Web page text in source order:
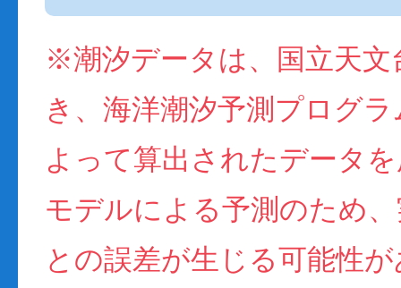
※潮汐データは、国立天文
き、海洋潮汐予測プログ
よって算出されたデータ
モデルによる予測のため
との誤差が生じる可能性